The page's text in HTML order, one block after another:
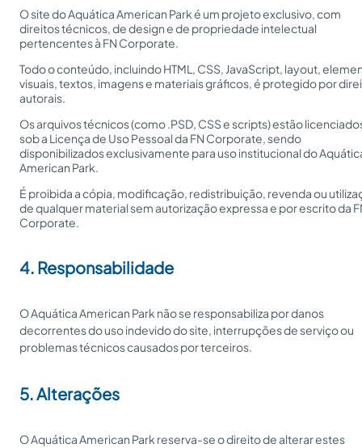
O site do Aquática American Park é um projeto exclusivo, com
direitos técnicos, de design e de propriedade intelectual
pertencentes à FN Corporate.
Todo o conteúdo, incluindo HTML, CSS, JavaScript, layout,
visuais, textos, imagens e materiais gráficos, é protegido por
autorais.
Os arquivos técnicos (como .PSD, CSS e scripts) estão
sob a Licença de Uso Pessoal da FN Corporate, sendo
disponibilizados exclusivamente para uso institucional do
American Park.
É proibida a cópia, modificação, redistribuição, revenda ou
de qualquer material sem autorização expressa e por escrito da
Corporate.
4. Responsabilidade
O Aquática American Park não se responsabiliza por danos
decorrentes do uso indevido do site, interrupções de serviço ou
problemas técnicos causados por terceiros.
5. Alterações
O Aquática American Park reserva-se o direito de alterar estes